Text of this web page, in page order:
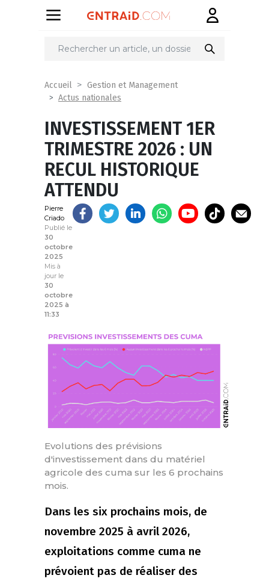
Partager
Accueil
Gestion et Management
Actus nationales
INVESTISSEMENT 1ER
TRIMESTRE 2026 : UN
RECUL HISTORIQUE
ATTENDU
Pierre
Criado
Publié le
30
octobre
2025
Mis à
jour le
30
octobre
2025 à
11:33
Evolutions des prévisions
d'investissement dans du matériel
agricole des cuma sur les 6 prochains
mois.
Dans les six prochains mois, de
novembre 2025 à avril 2026,
exploitations comme cuma ne
prévoient pas de réaliser des